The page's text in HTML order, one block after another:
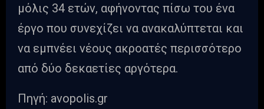
μόλις 34 ετών, αφήνοντας πίσω του ένα
έργο που συνεχίζει να ανακαλύπτεται και
να εμπνέει νέους ακροατές περισσότερο
από δύο δεκαετίες αργότερα.
Πηγή: avopolis.gr